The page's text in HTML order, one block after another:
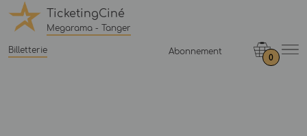
TicketingCiné
Megarama - Tanger
Billetterie Abonnement
0